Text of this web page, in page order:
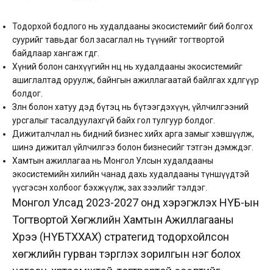
Тодорхой бодлого нь худалдааны экосистемийг бий болгох
суурийг тавьдаг бол засаглал нь түүнийг тогтвортой
байдлаар хангаж өгдөг.
Хүний болон санхүүгийн нөөц нь худалдааны экосистемийг
ашиглалтад оруулж, байнгын ажиллагаатай байлгах хөдөлгүүр
болдог.
Зөөлөн болон хатуу дэд бүтэц нь бүтээгдэхүүн, үйлчилгээний
урсгалыг тасалдуулахгүй байх гол тулгуур болдог.
Дижиталчлал нь бидний бизнес хийх арга замыг хэвшүүлж,
шинэ дижитал үйлчилгээ болон бизнесийг тэтгэн дэмждэг.
Хамтын ажиллагаа нь Монгол Улсын худалдааны
экосистемийн хилийн чанад дахь худалдааны түншүүдтэй
үүсгэсэн холбоог бэхжүүлж, зах зээлийг тэлдэг.
Монгол Улсад 2023-2027 онд хэрэгжүүлэх НҮБ-ын
Тогтвортой Хөгжлийн Хамтын Ажиллагааны
Хүрээ (НҮБТХХАХ) стратегид тодорхойлсон
хөгжлийн гурван тэргүүлэх зорилгын нэг болох